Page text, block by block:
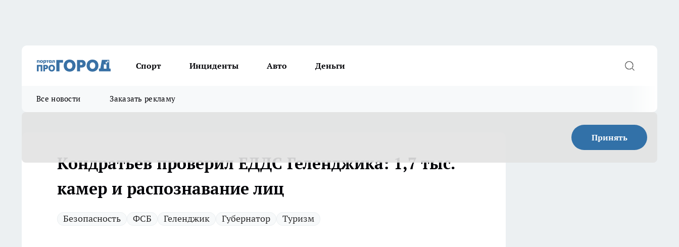
Спорт Инциденты Авто Деньги
Все новости Заказать рекламу
Принять
Кондратьев проверил ЕДДС Геленджика: 1,7 тыс.
камер и распознавание лиц
Безопасность ФСБ Геленджик Губернатор Туризм